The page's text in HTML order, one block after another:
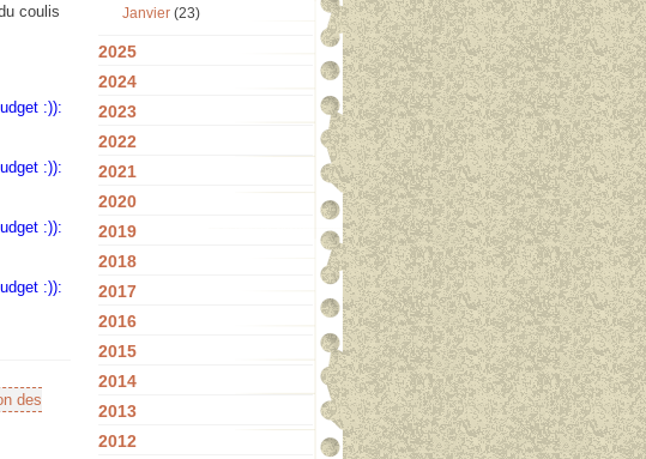
coulis
des
Janvier (23)
2025
2024
2023
2022
2021
2020
2019
2018
2017
2016
2015
2014
2013
2012